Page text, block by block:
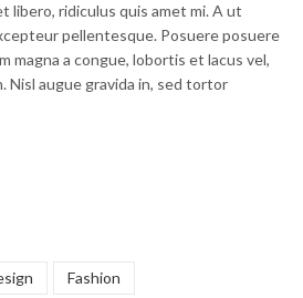
libero, ridiculus quis amet mi. A ut
pellentesque. Posuere posuere
magna a congue, lobortis et lacus vel,
Nisl augue gravida in, sed tortor
Fashion